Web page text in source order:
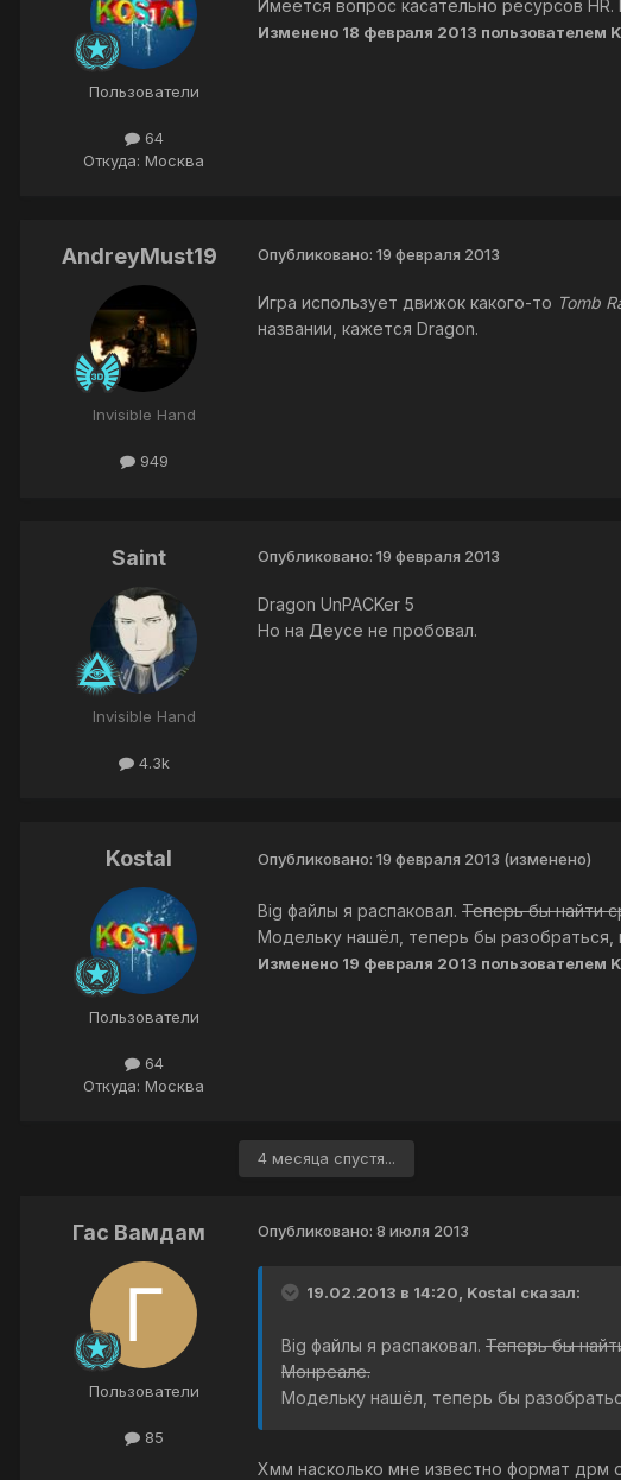
Пользователи
64
Откуда: Москва
Имеется вопрос касательно ресурсов
Изменено 18 февраля 2013 пользователем
AndreyMust19
Invisible Hand
949
Опубликовано: 19 февраля 2013
Игра использует движок какого-то Tomb
названии, кажется Dragon.
Saint
Invisible Hand
4.3k
Опубликовано: 19 февраля 2013
Dragon UnPACKer 5
Но на Деусе не пробовал.
Kostal
Пользователи
64
Откуда: Москва
Опубликовано: 19 февраля 2013 (изменено)
Big файлы я распаковал. Теперь бы найти
Модельку нашёл, теперь бы разобраться,
Изменено 19 февраля 2013 пользователем
4 месяца спустя...
Гас Вамдам
Пользователи
85
Опубликовано: 8 июля 2013
19.02.2013 в 14:20, Kostal сказал:
Big файлы я распаковал. Теперь бы
Монреале.
Модельку нашёл, теперь бы
Хмм насколько мне известно формат дрм